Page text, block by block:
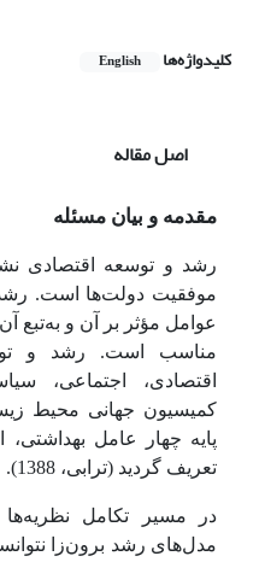
کلیدواژه‌ها English
اصل مقاله
مقدمه و بیان مسئله
رشد و توسعه اقتصادی
موفقیت دولت‌ها است. رشد
عوامل مؤثر بر آن و به‌تبع
مناسب است. رشد و
اقتصادی، اجتماعی،
کمیسیون جهانی محیط
پایه چهار عامل
تعریف گردید (ترابی، 1388).
در مسیر تکامل
مدل‌های رشد برون‌زا